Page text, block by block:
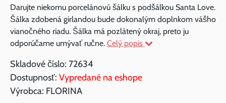
Darujte niekomu porcelánovú šálku s podšálkou Santa Love.
Šálka zdobená girlandou bude dokonalým doplnkom vášho
vianočného riadu. Šálka má pozlátený okraj, preto ju
odporúčame umývať ručne. Celý popis
Skladové číslo: 72634
Dostupnosť: Vypredané na eshope
Výrobca: FLORINA